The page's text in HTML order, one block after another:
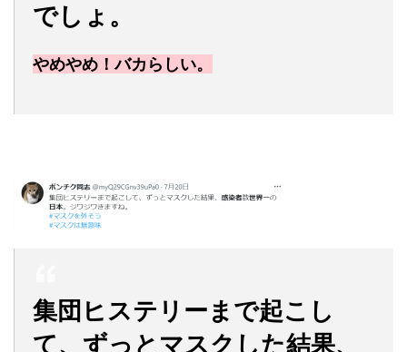
でしょ。
やめやめ！バカらしい。
集団ヒステリーまで起こし
て、ずっとマスクした結果、